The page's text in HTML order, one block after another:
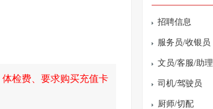
检费、要求购买充值卡
招聘信息
服务员/收银员
文员/客服/助理
司机/驾驶员
厨师/切配